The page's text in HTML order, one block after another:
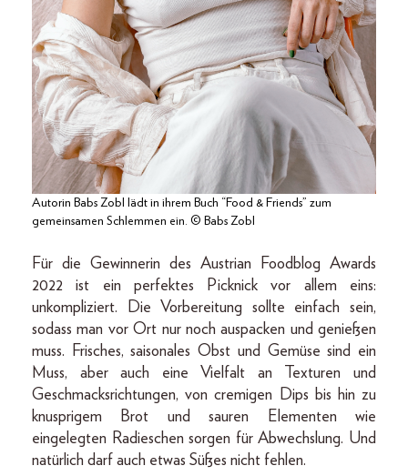
Autorin Babs Zobl lädt in ihrem Buch “Food & Friends” zum
gemeinsamen Schlemmen ein. © Babs Zobl
Für die Gewinnerin des Austrian Foodblog Awards
2022 ist ein perfektes Picknick vor allem eins:
unkompliziert. Die Vorbereitung sollte einfach sein,
sodass man vor Ort nur noch auspacken und genießen
muss. Frisches, saisonales Obst und Gemüse sind ein
Muss, aber auch eine Vielfalt an Texturen und
Geschmacksrichtungen, von cremigen Dips bis hin zu
knusprigem Brot und sauren Elementen wie
eingelegten Radieschen sorgen für Abwechslung. Und
natürlich darf auch etwas Süßes nicht fehlen.